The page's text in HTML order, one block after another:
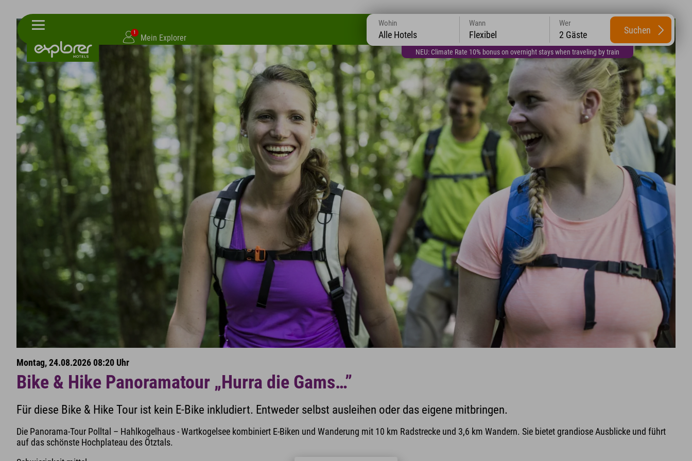
1
Mein Explorer
NEU: Climate Rate 10% bonus on overnight stays when traveling by train
Wohin
Alle Hotels
Wann
Flexibel
Wer
2 Gäste Suchen
Montag, 24.08.2026 08:20 Uhr
Bike & Hike Panoramatour „Hurra die Gams…”
Für diese Bike & Hike Tour ist kein E-Bike inkludiert. Entweder selbst ausleihen oder das eigene mitbringen.
Die Panorama-Tour Polltal – Hahlkogelhaus - Wartkogelsee kombiniert E-Biken und Wanderung mit 10 km Radstrecke und 3,6 km Wandern. Sie bietet grandiose Ausblicke und führt
auf das schönste Hochplateau des Ötztals.